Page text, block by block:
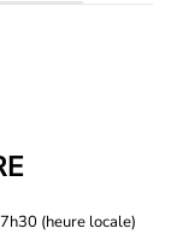
(heure locale)